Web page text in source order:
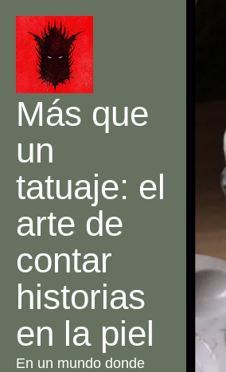
Más que
un
tatuaje: el
arte de
contar
historias
en la piel
En un mundo donde